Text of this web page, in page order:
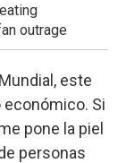
outrage
este
Si
pone la piel
personas